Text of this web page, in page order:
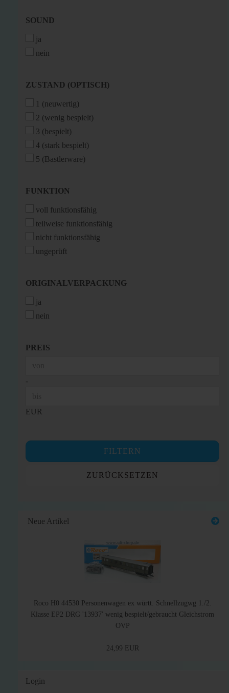
SOUND
SOUND
ja
nein
ZUSTAND
ZUSTAND (OPTISCH)
1 (neuwertig)
2 (wenig bespielt)
3 (bespielt)
4 (stark bespielt)
5 (Bastlerware)
FUNKTION
FUNKTION
voll funktionsfähig
teilweise funktionsfähig
nicht funktionsfähig
ungeprüft
ORIGINALVERPACKUNG
ORIGINALVERPACKUNG
ja
nein
PREIS
PREIS
-
EUR
FILTERN
ZURÜCKSETZEN
Neue Artikel
Roco H0 44530 Personenwagen ex württ. Schnellzugwg 1./2.
Klasse EP2 DRG '13937' wenig bespielt/gebraucht Gleichstrom
OVP
24,99 EUR
Login